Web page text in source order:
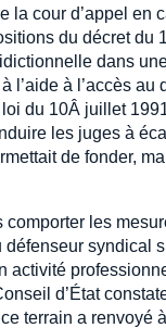
cour d’appel en
du décret du
dans
l’aide à l’accès
du 10Â juillet
les juges à
de fonder,
comporter les
syndical
activité
d’État
terrain a renvoyé